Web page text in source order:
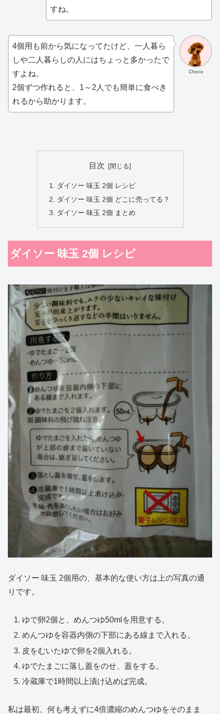
すね。
Choco
4個用も前から気になってたけど、一人暮ら
しや二人暮らしの人にはちょっと多かったで
すよね。
2個ずつ作れると、1～2人でも簡単に食べき
れるから助かります。
目次
ダイソー 味玉 2個 レシピ
ダイソー 味玉 2個 どこに売ってる？
ダイソー 味玉 2個 まとめ
ダイソー 味玉 2個 レシピ
ダイソー 味玉 2個用の、基本的な使い方は上の写真の通
りです。
ゆで卵2個と、めんつゆ50mlを用意する。
めんつゆを容器内側の下部にある線まで入れる。
皮をむいたゆで卵を2個入れる。
ゆでたまごに落し蓋をのせ、蓋をする。
冷蔵庫で1時間以上漬け込めば完成。
私は最初、何も考えずに4倍濃縮のめんつゆをそのまま